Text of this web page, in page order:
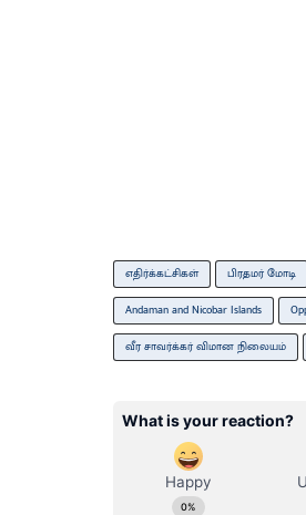
எதிர்க்கட்சிகள் பிரதமர் மோடி
Andaman and Nicobar Islands
வீர சாவர்க்கர் விமான நிலையம்